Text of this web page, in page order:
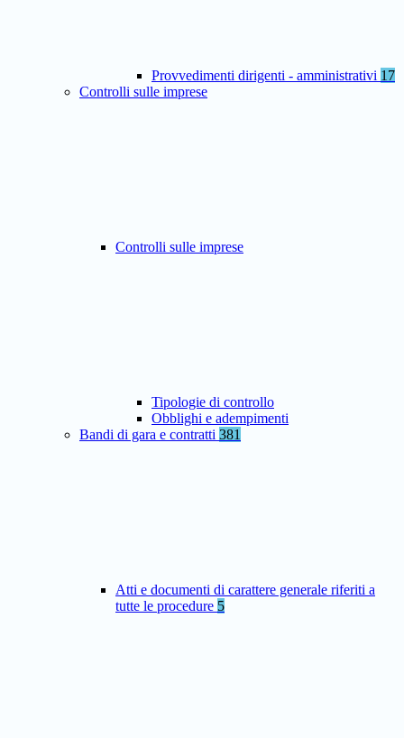
Provvedimenti dirigenti - amministrativi 17
Controlli sulle imprese
Controlli sulle imprese
Tipologie di controllo
Obblighi e adempimenti
Bandi di gara e contratti 381
Atti e documenti di carattere generale riferiti a
tutte le procedure 5